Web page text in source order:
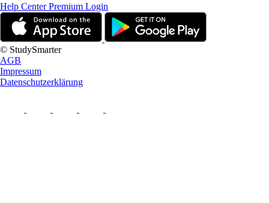
Help CenterPremium Login
© StudySmarter
AGB
Impressum
Datenschutzerklärung